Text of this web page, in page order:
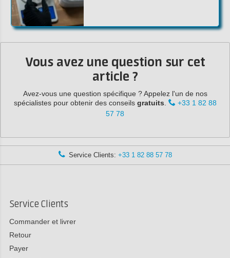
Vous avez une question sur cet
article ?
Avez-vous une question spécifique ? Appelez l'un de nos
spécialistes pour obtenir des conseils gratuits
+33 1 82 88
57 78
Service Clients: +33 1 82 88 57 78
Service Clients
Commander et livrer
Retour
Payer